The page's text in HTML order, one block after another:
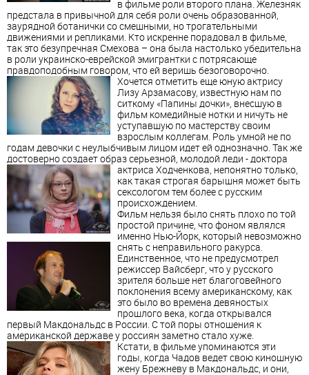
в фильме роли второго плана. Железняк
предстала в привычной для себя роли очень образованной,
заурядной ботанички со смешными, но трогательными
движениями и репликами. Кто искренне порадовал в фильме,
так это безупречная Смехова – она была настолько убедительна
в роли украинско-еврейской эмигрантки с потрясающе
правдоподобным говором, что ей веришь безоговорочно.
Хочется отметить еще юную актрису
Лизу Арзамасову, известную нам по
ситкому «Папины дочки», внесшую в
фильм комедийные нотки и ничуть не
уступавшую по мастерству своим
взрослым коллегам. Роль умной не по
годам девочки с неулыбчивым лицом идет ей однозначно. Так же
достоверно создает образ серьезной, молодой леди - доктора
актриса Ходченкова, непонятно только,
как такая строгая барышня может быть
сексологом тем более с русским
происхождением.
Фильм нельзя было снять плохо по той
простой причине, что фоном являлся
именно Нью-Йорк, который невозможно
снять с неправильного ракурса.
Единственное, что не предусмотрел
режиссер Вайсберг, что у русского
зрителя больше нет благоговейного
поклонения всему американскому, как
это было во времена девяностых
прошлого века, когда открывался
первый Макдональдс в России. С той поры отношения к
американской державе у россиян заметно стало хуже.
Кстати, в фильме упоминаются эти
годы, когда Чадов ведет свою киношную
жену Брежневу в Макдональдс, и они,